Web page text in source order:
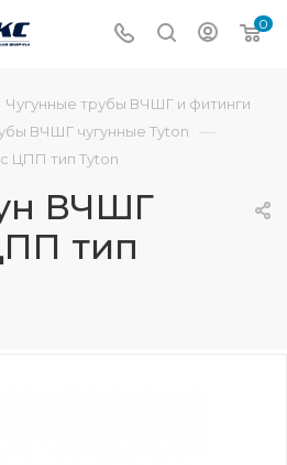
0
Чугунные трубы ВЧШГ и фитинги
ВЧШГ чугунные Tyton —
ЦПП тип Tyton
ВЧШГ
тип